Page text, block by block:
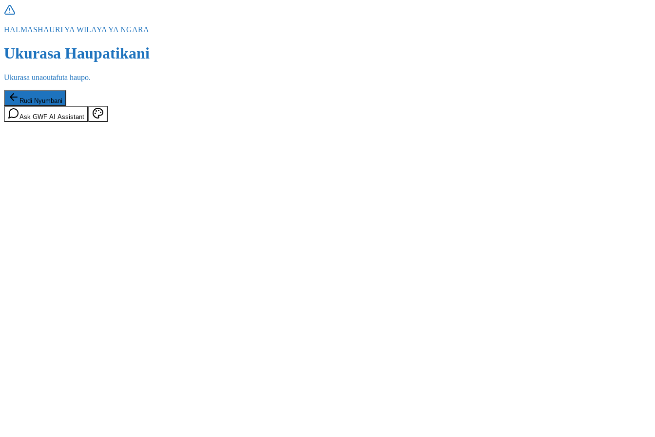
HALMASHAURI YA WILAYA YA NGARA
Ukurasa Haupatikani
Ukurasa unaoutafuta haupo.
Rudi Nyumbani
Ask GWF AI Assistant